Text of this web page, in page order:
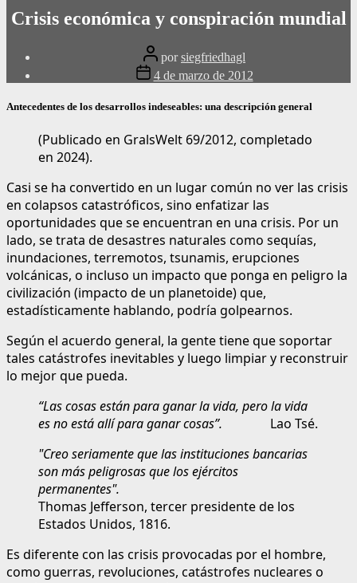
Crisis económica y conspiración mundial
Publicar
autor
porsiegfriedhagl
Fecha
de
4 de marzo de 2012
Antecedentes de los desarrollos indeseables: una descripción general
(Publicado en GralsWelt 69/2012, completado
en 2024).
Casi se ha convertido en un lugar común no ver las crisis
en colapsos catastróficos, sino enfatizar las
oportunidades que se encuentran en una crisis. Por un
lado, se trata de desastres naturales como sequías,
inundaciones, terremotos, tsunamis, erupciones
volcánicas, o incluso un impacto que ponga en peligro la
civilización (impacto de un planetoide) que,
estadísticamente hablando, podría golpearnos.
Según el acuerdo general, la gente tiene que soportar
tales catástrofes inevitables y luego limpiar y reconstruir
lo mejor que pueda.
“Las cosas están para ganar la vida, pero la vida
esno está allí para ganar cosas”. Lao Tsé.
"Creo seriamente que las instituciones bancarias
son más peligrosas que los ejércitos
permanentes".
Thomas Jefferson, tercer presidente de los
Estados Unidos, 1816.
Es diferente con las crisis provocadas por el hombre,
como guerras, revoluciones, catástrofes nucleares o